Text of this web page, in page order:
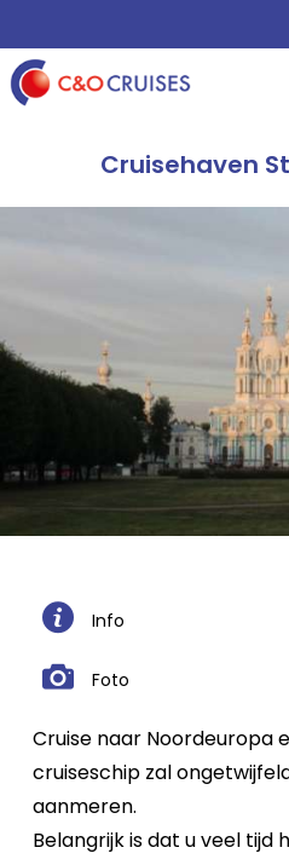
Cruisehaven
Info
Foto
Cruise naar Noordeuropa
cruiseschip zal
aanmeren.
Belangrijk is dat u veel tijd